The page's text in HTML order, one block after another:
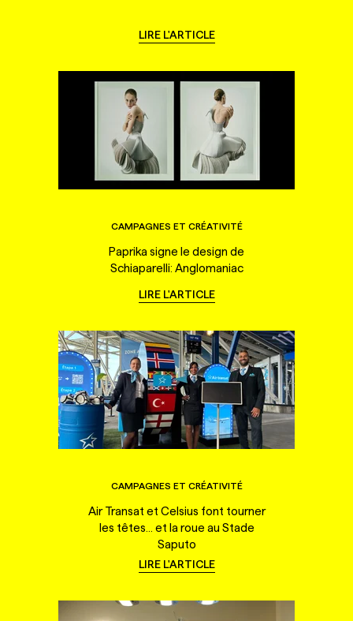
LIRE L'ARTICLE
CAMPAGNES ET CRÉATIVITÉ
Paprika signe le design de
Schiaparelli: Anglomaniac
LIRE L'ARTICLE
CAMPAGNES ET CRÉATIVITÉ
Air Transat et Celsius font tourner
les têtes... et la roue au Stade
Saputo
LIRE L'ARTICLE